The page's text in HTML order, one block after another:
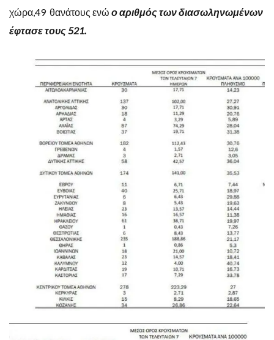
χώρα,49 θανάτους ενώ ο αριθμός των διασωληνωμένων
έφτασε τους 521.